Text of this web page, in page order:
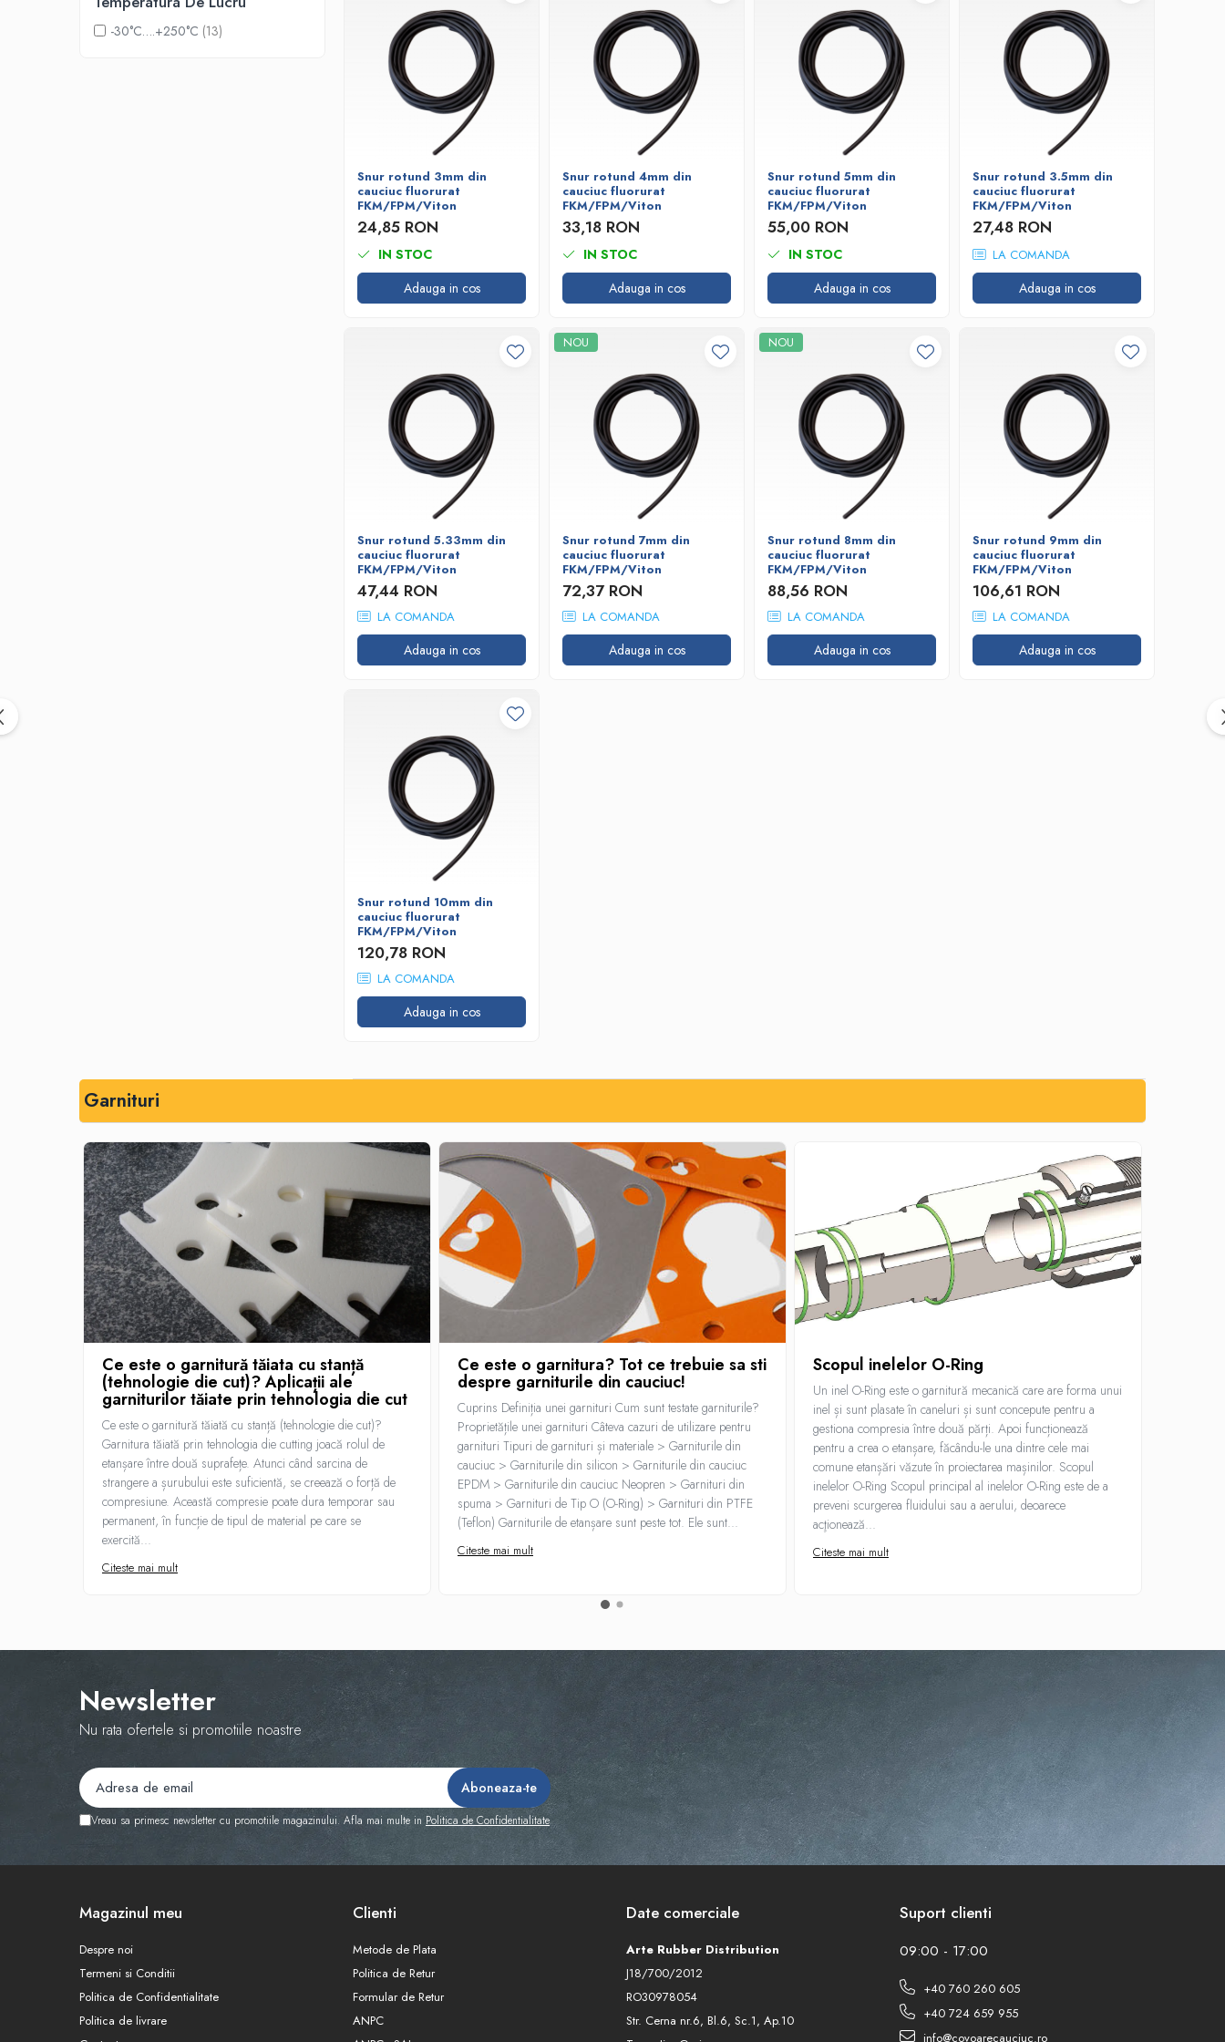
Placi din cauciuc spongios
-30°C….+250°C (13)
Snur rotund 3mm din
cauciuc fluorurat
FKM/FPM/Viton
24,85 RON
IN STOC
Adauga in cos
Snur rotund 4mm din
cauciuc fluorurat
FKM/FPM/Viton
33,18 RON
IN STOC
Adauga in cos
Snur rotund 5mm din
cauciuc fluorurat
FKM/FPM/Viton
55,00 RON
IN STOC
Adauga in cos
Snur rotund 3.5mm din
cauciuc fluorurat
FKM/FPM/Viton
27,48 RON
LA COMANDA
Adauga in cos
Snur rotund 5.33mm din
cauciuc fluorurat
FKM/FPM/Viton
47,44 RON
LA COMANDA
Adauga in cos
NOU
Snur rotund 7mm din
cauciuc fluorurat
FKM/FPM/Viton
72,37 RON
LA COMANDA
Adauga in cos
NOU
Snur rotund 8mm din
cauciuc fluorurat
FKM/FPM/Viton
88,56 RON
LA COMANDA
Adauga in cos
Snur rotund 9mm din
cauciuc fluorurat
FKM/FPM/Viton
106,61 RON
LA COMANDA
Adauga in cos
Snur rotund 10mm din
cauciuc fluorurat
FKM/FPM/Viton
120,78 RON
LA COMANDA
Adauga in cos
Garnituri
Ce este o garnitură tăiata cu stanță
(tehnologie die cut)? Aplicații ale
garniturilor tăiate prin tehnologia die cut
Ce este o garnitură tăiată cu stanță (tehnologie die cut)?
Garnitura tăiată prin tehnologia die cutting joacă rolul de
etanșare între două suprafețe. Atunci când sarcina de
strangere a șurubului este suficientă, se creează o forță de
compresiune. Această compresie poate dura temporar sau
permanent, în funcție de tipul de material pe care se
exercită...
Citeste mai mult
Ce este o garnitura? Tot ce trebuie sa sti
despre garniturile din cauciuc!
Cuprins Definiția unei garnituri Cum sunt testate garniturile?
Proprietățile unei garnituri Câteva cazuri de utilizare pentru
garnituri Tipuri de garnituri și materiale > Garniturile din
cauciuc > Garniturile din silicon > Garniturile din cauciuc
EPDM > Garniturile din cauciuc Neopren > Garnituri din
spuma > Garnituri de Tip O (O-Ring) > Garnituri din PTFE
(Teflon) Garniturile de etanșare sunt peste tot. Ele sunt...
Citeste mai mult
Scopul inelelor O-Ring
Un inel O-Ring este o garnitură mecanică care are forma unui
inel și sunt plasate în caneluri și sunt concepute pentru a
gestiona compresia între două părți. Apoi funcționează
pentru a crea o etanșare, făcându-le una dintre cele mai
comune etanșări văzute în proiectarea mașinilor. Scopul
inelelor O-Ring Scopul principal al inelelor O-Ring este de a
preveni scurgerea fluidului sau a aerului, deoarece
acţionează...
Citeste mai mult
Newsletter
Nu rata ofertele si promotiile noastre
Vreau sa primesc newsletter cu promotiile magazinului. Afla mai multe in Politica de Confidentialitate
Magazinul meu
Despre noi
Termeni si Conditii
Politica de Confidentialitate
Politica de livrare
Clienti
Metode de Plata
Politica de Retur
Formular de Retur
ANPC
Date comerciale
Arte Rubber Distribution
J18/700/2012
RO30978054
Str. Cerna nr.6, Bl.6, Sc.1, Ap.10
Suport clienti
09:00 - 17:00
+40 760 260 605
+40 724 659 955
info@covoarecauciuc.ro